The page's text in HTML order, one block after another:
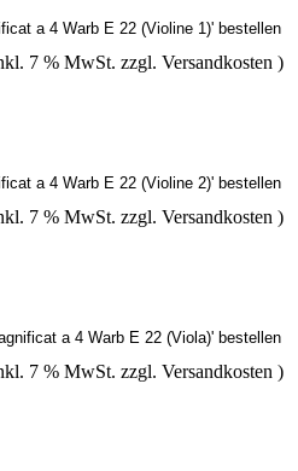
7 % MwSt. zzgl. Versandkosten )
7 % MwSt. zzgl. Versandkosten )
7 % MwSt. zzgl. Versandkosten )